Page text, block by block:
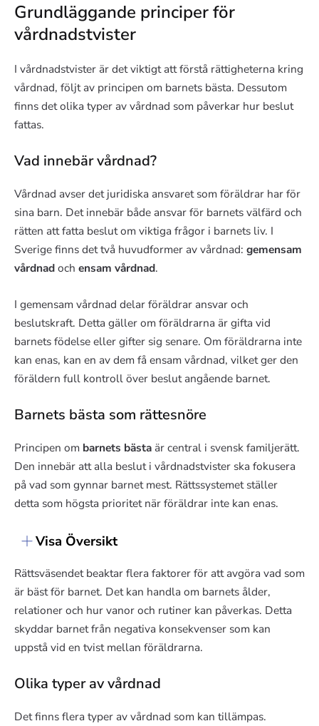
Grundläggande principer för
vårdnadstvister
I vårdnadstvister är det viktigt att förstå rättigheterna kring
vårdnad, följt av principen om barnets bästa. Dessutom
finns det olika typer av vårdnad som påverkar hur beslut
fattas.
Vad innebär vårdnad?
Vårdnad avser det juridiska ansvaret som föräldrar har för
sina barn. Det innebär både ansvar för barnets välfärd och
rätten att fatta beslut om viktiga frågor i barnets liv. I
Sverige finns det två huvudformer av vårdnad: gemensam
vårdnadoch ensam vårdnad.
I gemensam vårdnad delar föräldrar ansvar och
beslutskraft. Detta gäller om föräldrarna är gifta vid
barnets födelse eller gifter sig senare. Om föräldrarna inte
kan enas, kan en av dem få ensam vårdnad, vilket ger den
föräldern full kontroll över beslut angående barnet.
Barnets bästa som rättesnöre
Principen om barnets bästa är central i svensk familjerätt.
Den innebär att alla beslut i vårdnadstvister ska fokusera
på vad som gynnar barnet mest. Rättssystemet ställer
detta som högsta prioritet när föräldrar inte kan enas.
Visa Översikt
Rättsväsendet beaktar flera faktorer för att avgöra vad som
är bäst för barnet. Det kan handla om barnets ålder,
relationer och hur vanor och rutiner kan påverkas. Detta
skyddar barnet från negativa konsekvenser som kan
uppstå vid en tvist mellan föräldrarna.
Olika typer av vårdnad
Det finns flera typer av vårdnad som kan tillämpas.